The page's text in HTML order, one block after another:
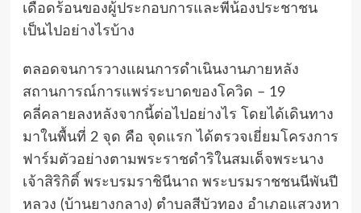
เดือดร้อนของผู้ประกอบการและพี่น้องประชาชน
เป็นไปอย่างไรบ้าง
ตลอดจนการวางแผนการดำเนินงานภายหลัง
สถานการณ์การแพร่ระบาดของโควิด – 19
คลี่คลายลงหลังจากนี้ต่อไปอย่างไร โดยได้เดินทาง
มาในพื้นที่ 2 จุด คือ จุดแรก ได้ตรวจเยี่ยมโครงการ
ฟาร์มตัวอย่างตามพระราชดำริในสมเด็จพระนาง
เจ้าสิริกิติ์ พระบรมราชินีนาถ พระบรมราชชนนีพันปี
หลวง (บ้านยางกลาง) ตำบลสีบัวทอง อำเภอแสวงหา